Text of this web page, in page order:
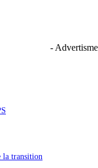
-
la transition